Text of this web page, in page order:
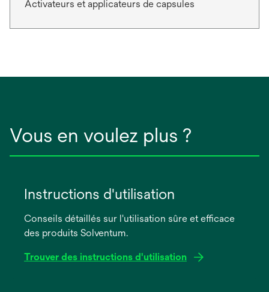
Activateurs et applicateurs de capsules
Vous en voulez plus ?
Instructions d'utilisation
Conseils détaillés sur l'utilisation sûre et efficace
des produits Solventum.
Trouver des instructions d'utilisation